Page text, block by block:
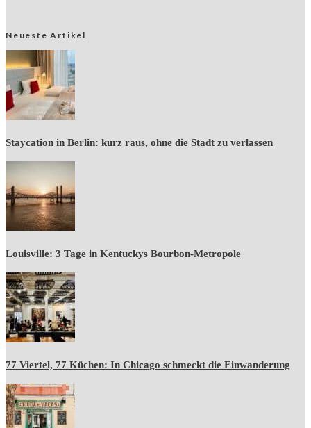
Neueste Artikel
Staycation in Berlin: kurz raus, ohne die Stadt zu verlassen
Louisville: 3 Tage in Kentuckys Bourbon-Metropole
77 Viertel, 77 Küchen: In Chicago schmeckt die Einwanderung